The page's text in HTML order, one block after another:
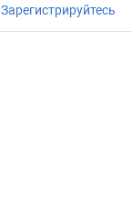
Зарегистрируйтесь